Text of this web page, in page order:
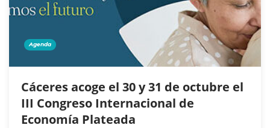
Agenda
Cáceres acoge el 30 y 31 de octubre el
III Congreso Internacional de
Economía Plateada